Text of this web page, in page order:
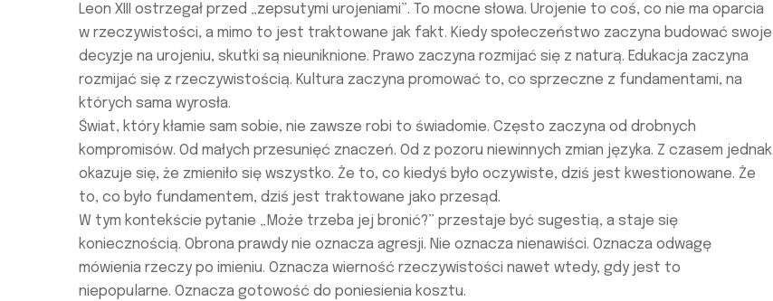
Leon XIII ostrzegał przed „zepsutymi urojeniami”. To mocne słowa. Urojenie to coś, co nie ma oparcia
w rzeczywistości, a mimo to jest traktowane jak fakt. Kiedy społeczeństwo zaczyna budować swoje
decyzje na urojeniu, skutki są nieuniknione. Prawo zaczyna rozmijać się z naturą. Edukacja zaczyna
rozmijać się z rzeczywistością. Kultura zaczyna promować to, co sprzeczne z fundamentami, na
których sama wyrosła.
Świat, który kłamie sam sobie, nie zawsze robi to świadomie. Często zaczyna od drobnych
kompromisów. Od małych przesunięć znaczeń. Od z pozoru niewinnych zmian języka. Z czasem jednak
okazuje się, że zmieniło się wszystko. Że to, co kiedyś było oczywiste, dziś jest kwestionowane. Że
to, co było fundamentem, dziś jest traktowane jako przesąd.
W tym kontekście pytanie „Może trzeba jej bronić?” przestaje być sugestią, a staje się
koniecznością. Obrona prawdy nie oznacza agresji. Nie oznacza nienawiści. Oznacza odwagę
mówienia rzeczy po imieniu. Oznacza wierność rzeczywistości nawet wtedy, gdy jest to
niepopularne. Oznacza gotowość do poniesienia kosztu.